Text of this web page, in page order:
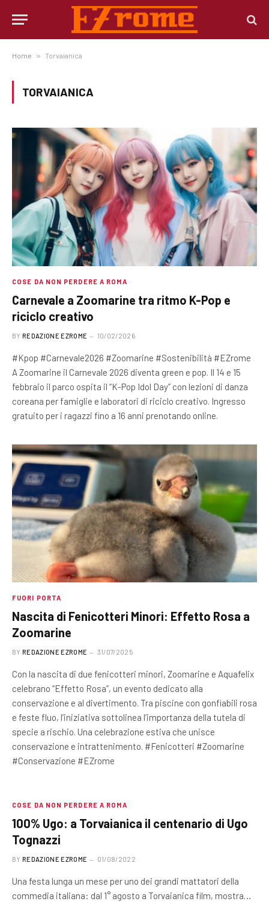
Home » Torvaianica
TORVAIANICA
COSE DA NON PERDERE A ROMA
Carnevale a Zoomarine tra ritmo K-Pop e
riciclo creativo
BY REDAZIONE EZROME 10/02/2026
#Kpop #Carnevale2026 #Zoomarine #Sostenibilità #EZrome
A Zoomarine il Carnevale 2026 diventa green e pop. Il 14 e 15
febbraio il parco ospita il “K-Pop Idol Day” con lezioni di danza
coreana per famiglie e laboratori di riciclo creativo. Ingresso
gratuito per i ragazzi fino a 16 anni prenotando online.
FUORI PORTA
Nascita di Fenicotteri Minori: Effetto Rosa a
Zoomarine
BY REDAZIONE EZROME 31/07/2025
Con la nascita di due fenicotteri minori, Zoomarine e Aquafelix
celebrano “Effetto Rosa”, un evento dedicato alla
conservazione e al divertimento. Tra piscine con gonfiabili rosa
e feste fluo, l’iniziativa sottolinea l’importanza della tutela di
specie a rischio. Una celebrazione estiva che unisce
conservazione e intrattenimento. #Fenicotteri #Zoomarine
#Conservazione #EZrome
COSE DA NON PERDERE A ROMA
100% Ugo: a Torvaianica il centenario di Ugo
Tognazzi
BY REDAZIONE EZROME 01/08/2022
Una festa lunga un mese per uno dei grandi mattatori della
commedia italiana: dal 1° agosto a Torvaianica film, mostra…